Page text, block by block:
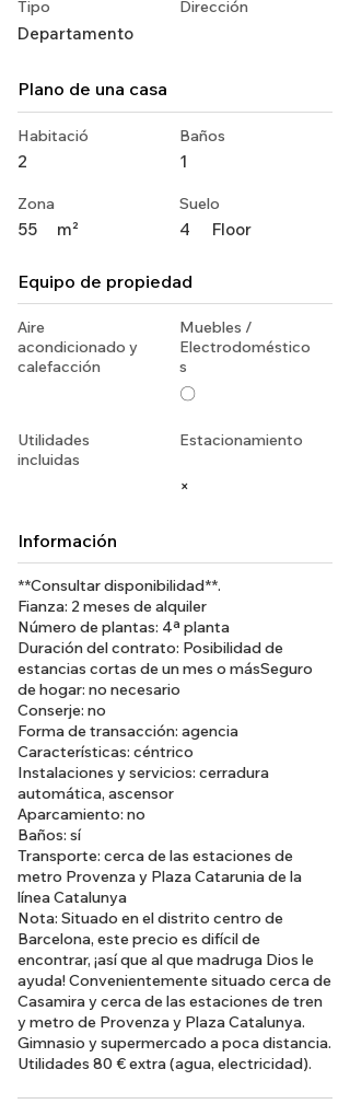
Tipo
Departamento
Dirección
Plano de una casa
Habitació
2
Zona
55 m²
Baños
1
Suelo
4 Floor
Equipo de propiedad
Aire
acondicionado y
calefacción
Muebles /
Electrodoméstico
s
〇
Utilidades
incluidas
Estacionamiento
×
Información
**Consultar disponibilidad**.
Fianza: 2 meses de alquiler
Número de plantas: 4ª planta
Duración del contrato: Posibilidad de
estancias cortas de un mes o másSeguro
de hogar: no necesario
Conserje: no
Forma de transacción: agencia
Características: céntrico
Instalaciones y servicios: cerradura
automática, ascensor
Aparcamiento: no
Baños: sí
Transporte: cerca de las estaciones de
metro Provenza y Plaza Catarunia de la
línea Catalunya
Nota: Situado en el distrito centro de
Barcelona, este precio es difícil de
encontrar, ¡así que al que madruga Dios le
ayuda! Convenientemente situado cerca de
Casamira y cerca de las estaciones de tren
y metro de Provenza y Plaza Catalunya.
Gimnasio y supermercado a poca distancia.
Utilidades 80 € extra (agua, electricidad).